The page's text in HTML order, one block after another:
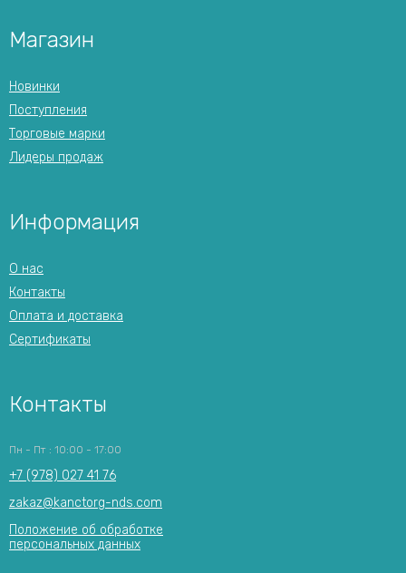
Магазин
Новинки
Поступления
Торговые марки
Лидеры продаж
Информация
О нас
Контакты
Оплата и доставка
Сертификаты
Контакты
Пн - Пт : 10:00 - 17:00
+7 (978) 027 41 76
zakaz@kanctorg-nds.com
Положение об обработке
персональных данных